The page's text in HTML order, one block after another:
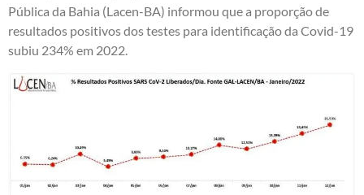
Pública da Bahia (Lacen-BA) informou que a proporção de
resultados positivos dos testes para identificação da Covid-19
subiu 234% em 2022.